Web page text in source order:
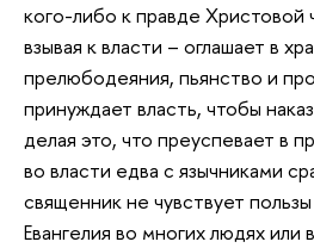
кого-либо к правде Христовой
взывая к власти – оглашает в
прелюбодеяния, пьянство и
принуждает власть, чтобы
делая это, что преуспевает в
во власти едва с язычниками
священник не чувствует
Евангелия во многих людях или